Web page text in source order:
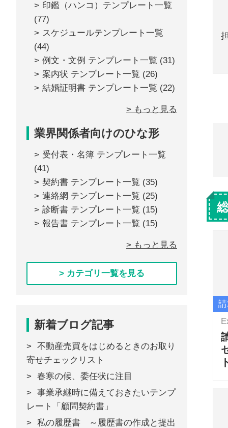
印鑑（ハンコ）テンプレート一覧
(77)
スケジュールテンプレート一覧
(44)
例文・文例 テンプレート一覧 (31)
案内状 テンプレート一覧 (26)
結婚証明書 テンプレート一覧 (22)
> もっと見る
業界関係者向けのひな形
受付表・名簿 テンプレート一覧
(41)
契約書 テンプレート一覧 (35)
連絡網 テンプレート一覧 (25)
診断書 テンプレート一覧 (15)
報告書 テンプレート一覧 (15)
> もっと見る
> カテゴリ一覧を見る
新着ブログ記事
不動産売買をはじめるときのお取り
寄せチェックリスト
春寒の候、委任状に注目
事業承継時に備えておきたいテンプ
レート「顧問契約書」
私の履歴書 ～履歴書の作成と提出